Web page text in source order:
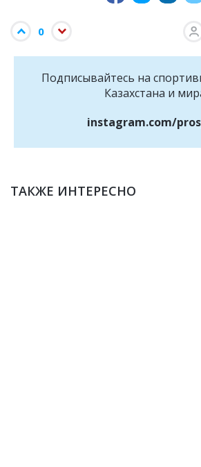
0
Подписывайтесь на
Казахстана и
instagram.com/
ТАКЖЕ ИНТЕРЕСНО